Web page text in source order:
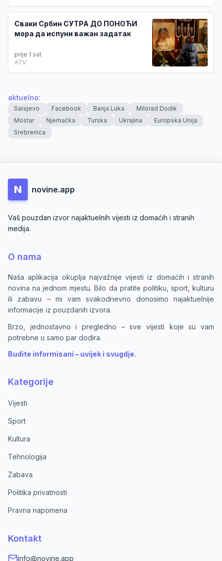
Сваки Србин СУТРА ДО ПОНОЋИ
мора да испуни важан задатак
prije 1 sat
ATV
aktuelno:
Sarajevo Facebook Banja Luka
Milorad Dodik
Mostar
Njemačka Turska Ukrajina
Europska Unija
Srebrenica
N novine.app
Vaš pouzdan izvor najaktuelnih vijesti iz domaćih i stranih
medija.
O nama
Naša aplikacija okuplja najvažnije vijesti iz domaćih i stranih
novina na jednom mjestu. Bilo da pratite politiku, sport, kulturu
ili zabavu – mi vam svakodnevno donosimo najaktuelnije
informacije iz pouzdanih izvora.
Brzo, jednostavno i pregledno – sve vijesti koje su vam
potrebne u samo par dodira.
Budite informisani – uvijek i svugdje.
Kategorije
Vijesti
Sport
Kultura
Tehnologija
Zabava
Politika privatnosti
Pravna napomena
Kontakt
info@novine.app